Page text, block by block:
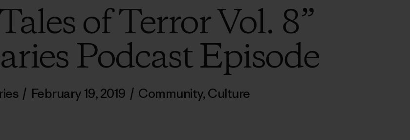
of Terror Vol. 8”
Podcast Episode
/ February 19, 2019 / Community,Culture